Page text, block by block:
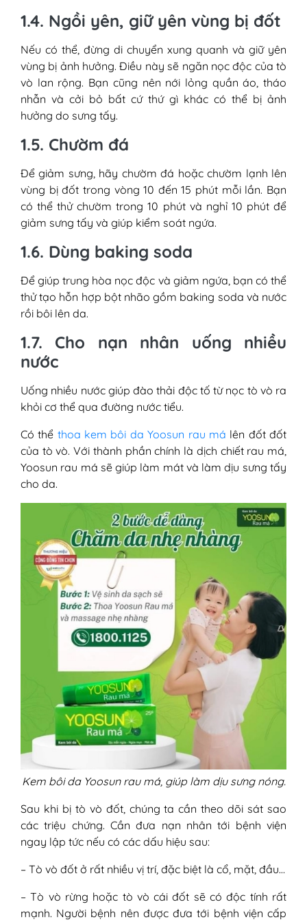
1.4. Ngồi yên, giữ yên vùng bị đốt
Nếu có thể, đừng di chuyển xung quanh và giữ yên
vùng bị ảnh hưởng. Điều này sẽ ngăn nọc độc của tò
vò lan rộng. Bạn cũng nên nới lỏng quần áo, tháo
nhẫn và cởi bỏ bất cứ thứ gì khác có thể bị ảnh
hưởng do sưng tấy.
1.5. Chườm đá
Để giảm sưng, hãy chườm đá hoặc chườm lạnh lên
vùng bị đốt trong vòng 10 đến 15 phút mỗi lần. Bạn
có thể thử chườm trong 10 phút và nghỉ 10 phút để
giảm sưng tấy và giúp kiểm soát ngứa.
1.6. Dùng baking soda
Để giúp trung hòa nọc độc và giảm ngứa, bạn có thể
thử tạo hỗn hợp bột nhão gồm baking soda và nước
rồi bôi lên da.
1.7. Cho nạn nhân uống nhiều
nước
Uống nhiều nước giúp đào thải độc tố từ nọc tò vò ra
khỏi cơ thể qua đường nước tiểu.
Có thể thoa kem bôi da Yoosun rau má lên đốt đốt
của tò vò. Với thành phần chính là dịch chiết rau má,
Yoosun rau má sẽ giúp làm mát và làm dịu sưng tấy
cho da.
Kem bôi da Yoosun rau má, giúp làm dịu sưng nóng.
Sau khi bị tò vò đốt, chúng ta cần theo dõi sát sao
các triệu chứng. Cần đưa nạn nhân tới bệnh viện
ngay lập tức nếu có các dấu hiệu sau:
– Tò vò đốt ở rất nhiều vị trí, đặc biệt là cổ, mặt, đầu…
– Tò vò rừng hoặc tò vò cái đốt sẽ có độc tính rất
mạnh. Người bệnh nên được đưa tới bệnh viện cấp